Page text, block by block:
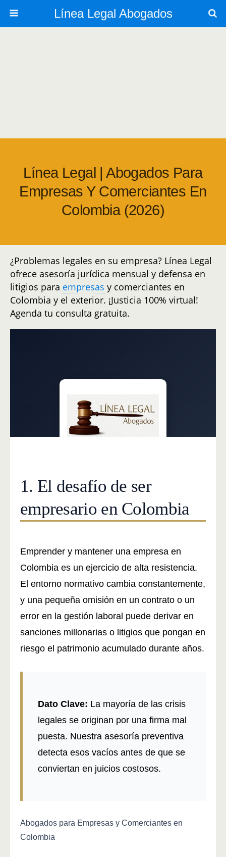
Línea Legal Abogados
Línea Legal | Abogados Para
Empresas Y Comerciantes En
Colombia (2026)
¿Problemas legales en su empresa? Línea Legal
ofrece asesoría jurídica mensual y defensa en
litigios para empresas y comerciantes en
Colombia y el exterior. ¡Justicia 100% virtual!
Agenda tu consulta gratuita.
Abogados para Empresas y
Comerciantes en Colombia
Problemas De Tu Empresa
Tomen Ventaja!
Asesoría legal élite y representación en
litigios de alta complejidad. Adaptados al
Justicia Virtual 99%.
1. El desafío de ser
empresario en Colombia
Emprender y mantener una empresa en
Colombia es un ejercicio de alta resistencia.
El entorno normativo cambia constantemente,
y una pequeña omisión en un contrato o un
error en la gestión laboral puede derivar en
sanciones millonarias o litigios que pongan en
riesgo el patrimonio acumulado durante años.
Dato Clave: La mayoría de las crisis
legales se originan por una firma mal
puesta. Nuestra asesoría preventiva
detecta esos vacíos antes de que se
conviertan en juicios costosos.
Abogados para Empresas y Comerciantes en
Colombia